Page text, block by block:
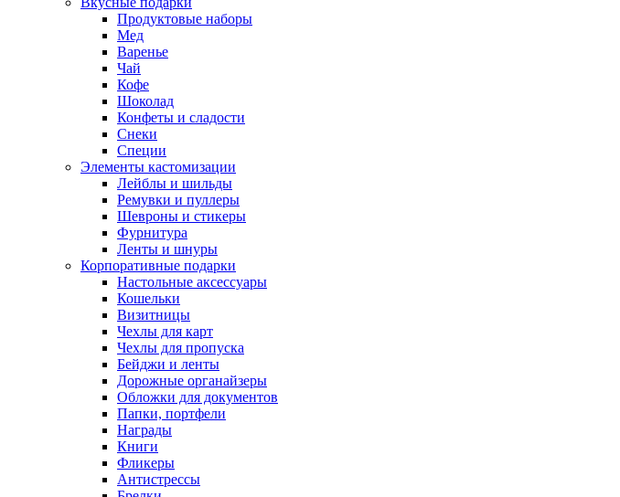
Продуктовые наборы
Мед
Варенье
Чай
Кофе
Шоколад
Конфеты и сладости
Снеки
Специи
Элементы кастомизации
Лейблы и шильды
Ремувки и пуллеры
Шевроны и стикеры
Фурнитура
Ленты и шнуры
Корпоративные подарки
Настольные аксессуары
Кошельки
Визитницы
Чехлы для карт
Чехлы для пропуска
Бейджи и ленты
Дорожные органайзеры
Обложки для документов
Папки, портфели
Награды
Книги
Фликеры
Антистрессы